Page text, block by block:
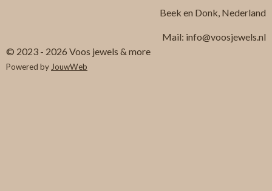
Beek en Donk, Nederland
Mail: info@voosjewels.nl
© 2023 - 2026 Voos jewels & more
Powered byJouwWeb